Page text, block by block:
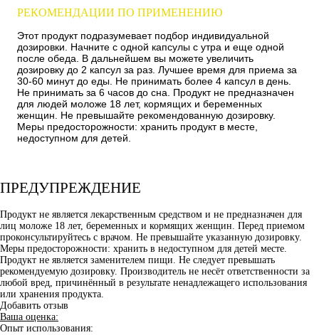
РЕКОМЕНДАЦИИ ПО ПРИМЕНЕНИЮ
Этот продукт подразумевает подбор индивидуальной
дозировки. Начните с одной капсулы с утра и еще одной
после обеда. В дальнейшем вы можете увеличить
дозировку до 2 капсул за раз. Лучшее время для приема за
30-60 минут до еды. Не принимать более 4 капсул в день.
Не принимать за 6 часов до сна. Продукт не предназначен
для людей моложе 18 лет, кормящих и беременных
женщин. Не превышайте рекомендованную дозировку.
Меры предосторожности: хранить продукт в месте,
недоступном для детей.
ПРЕДУПРЕЖДЕНИЕ
Продукт не является лекарственным средством и не предназначен для
лиц моложе 18 лет, беременных и кормящих женщин. Перед приемом
проконсультируйтесь с врачом. Не превышайте указанную дозировку.
Меры предосторожности: хранить в недоступном для детей месте.
Продукт не является заменителем пищи. Не следует превышать
рекомендуемую дозировку. Производитель не несёт ответственности за
любой вред, причинённый в результате ненадлежащего использования
или хранения продукта.
Добавить отзыв
Ваша оценка:
Опыт использования: